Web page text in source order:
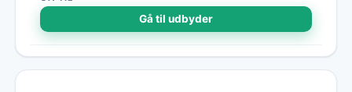
Gå til udbyder